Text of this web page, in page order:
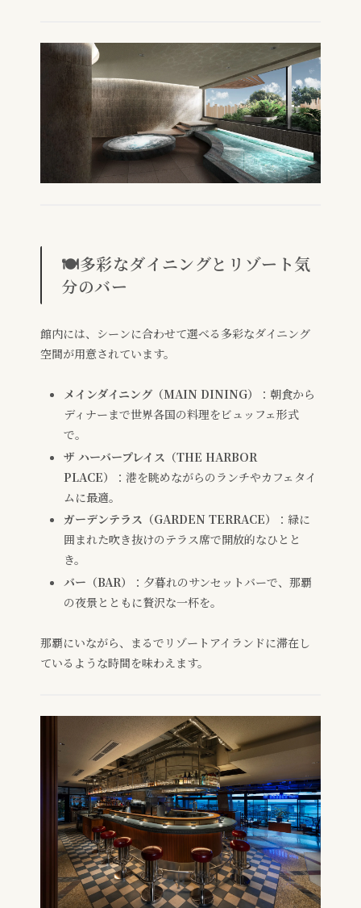
🍽️多彩なダイニングとリゾート気
分のバー
館内には、シーンに合わせて選べる多彩なダイニング
空間が用意されています。
メインダイニング（MAIN DINING）
：朝食から
ディナーまで世界各国の料理をビュッフェ形式
で。
ザ ハーバープレイス（THE HARBOR
PLACE）
：港を眺めながらのランチやカフェタイ
ムに最適。
ガーデンテラス（GARDEN TERRACE）
：緑に
囲まれた吹き抜けのテラス席で開放的なひとと
き。
バー（BAR）
：夕暮れのサンセットバーで、那覇
の夜景とともに贅沢な一杯を。
那覇にいながら、まるでリゾートアイランドに滞在し
ているような時間を味わえます。